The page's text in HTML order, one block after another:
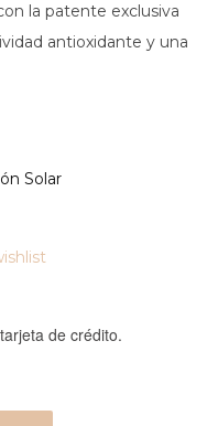
la patente exclusiva
antioxidante y una
Solar
de crédito.